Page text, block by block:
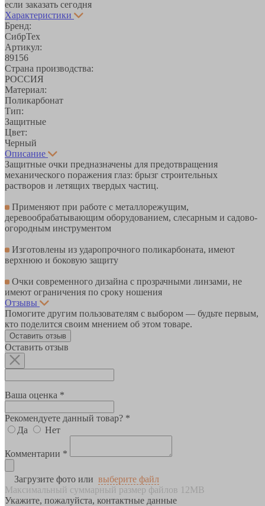
если заказать сегодня
Характеристики
Бренд:
СибрТех
Артикул:
89156
Страна производства:
РОССИЯ
Материал:
Поликарбонат
Тип:
Защитные
Цвет:
Черный
Описание
Защитные очки предназначены для предотвращения
механического поражения глаз: брызг строительных
растворов и летящих твердых частиц.
Применяют при работе с металлорежущим,
деревообрабатывающим оборудованием, слесарным и садово-
огородным инструментом
Изготовлены из ударопрочного поликарбоната, имеют
верхнюю и боковую защиту
Очки современного дизайна с прозрачными линзами, не
имеют ограничения по сроку ношения
Отзывы
Помогите другим пользователям с выбором — будьте первым,
кто поделится своим мнением об этом товаре.
Оставить отзыв
Оставить отзыв
Ваша оценка *
Рекомендуете данный товар? *
Да
Нет
Комментарии *
Загрузите фото или выберите файл
Максимальный суммарный размер файлов 12MB
Укажите, пожалуйста, контактные данные